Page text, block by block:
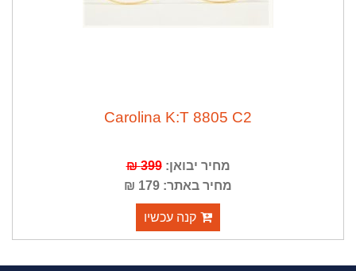
Carolina K:T 8805 C2
מחיר יבואן:399 ₪
מחיר באתר: 179 ₪
קנה עכשיו